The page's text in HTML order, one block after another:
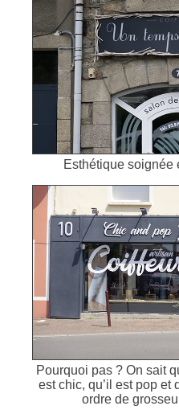
Esthétique soignée
Pourquoi pas ? On sait
est chic, qu’il est pop et
ordre de